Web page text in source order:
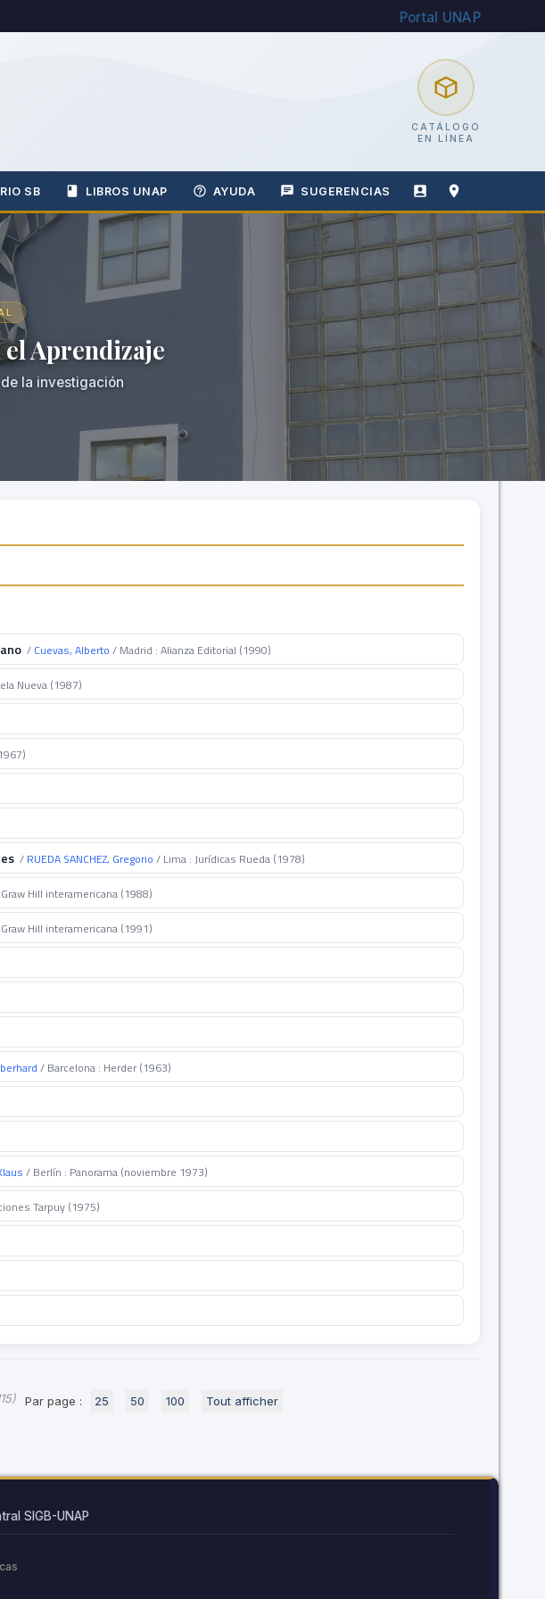
Portal UNAP
CATÁLOGO
EN LÍNEA
SB LIBROS UNAP AYUDA SUGERENCIAS
Aprendizaje
la investigación
/ Cuevas, Alberto / Madrid : Alianza Editorial (1990)
Nueva (1987)
/ RUEDA SANCHEZ, Gregorio / Lima : Jurídicas Rueda (1978)
Hill interamericana (1988)
Hill interamericana (1991)
/ Barcelona : Herder (1963)
/ Berlín : Panorama (noviembre 1973)
Tarpuy (1975)
Par page : 25 50 100 Tout afficher
SIGB-UNAP